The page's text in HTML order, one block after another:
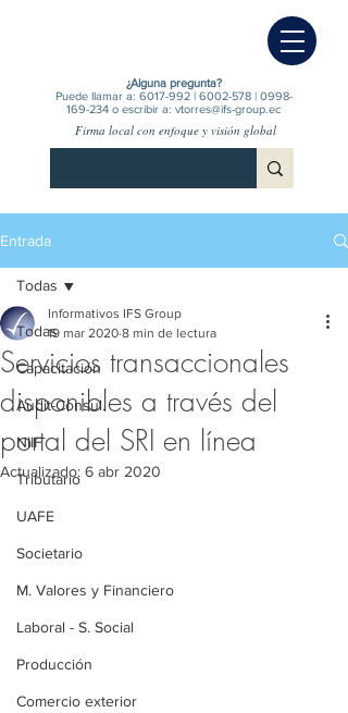
¿Alguna pregunta?
Puede llamar a: 6017-992| 6002-578| 0998-
169-234 o escribir a: vtorres@ifs-group.ec
Firma local con enfoque y visión global
Entrada
Todas
Capacitación
Audit-Consul.
NIIF
Tributario
UAFE
Societario
M. Valores y Financiero
Laboral - S. Social
Producción
Comercio exterior
Todas
Servicios transaccionales
disponibles a través del
portal del SRI en línea
Informativos IFS Group
19 mar 2020 8 min de lectura
Actualizado: 6 abr 2020